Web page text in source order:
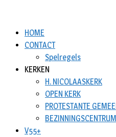
HOME
CONTACT
Spelregels
KERKEN
H. NICOLAASKERK
OPEN KERK
PROTESTANTE
V55+